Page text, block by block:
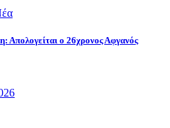
Απολογείται ο 26χρονος Αφγανός